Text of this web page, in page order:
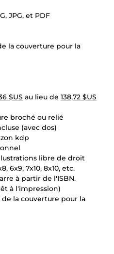
JPG, et PDF
la couverture pour la
$US au lieu de 138,72 $US
broché ou relié
(avec dos)
kdp
libre de droit
6x9, 7x10, 8x10, etc.
à partir de l'ISBN.
à l'impression)
la couverture pour la